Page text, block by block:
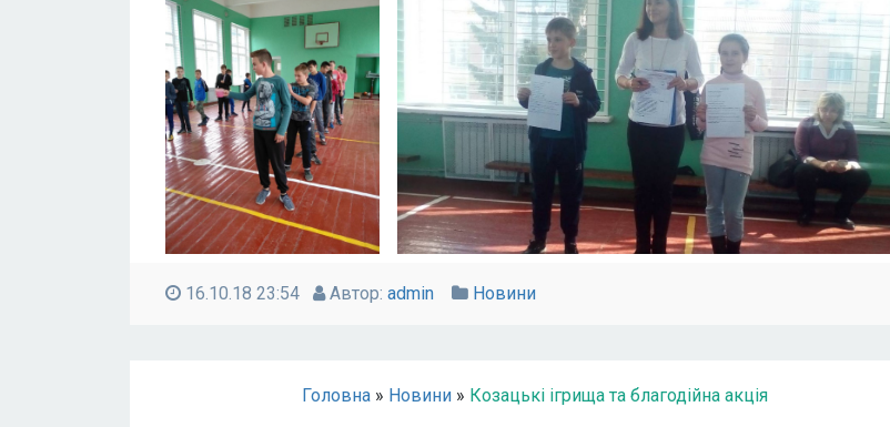
16.10.18 23:54 Автор: admin Новини
Головна » Новини » Козацькі ігрища та благодійна акція